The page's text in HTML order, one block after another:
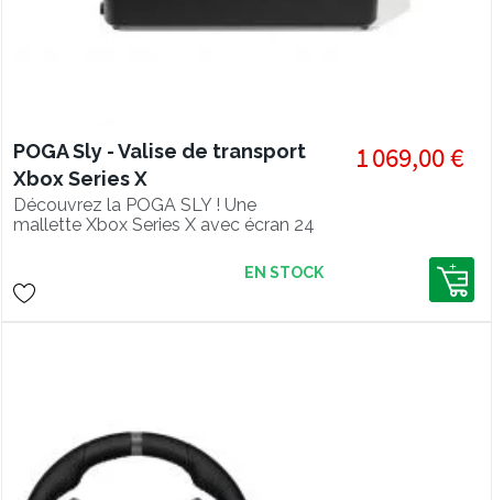
POGA Sly - Valise de transport
Xbox Series X
Découvrez la POGA SLY ! Une
mallette Xbox Series X avec écran 24
1 069,00 €
EN STOCK